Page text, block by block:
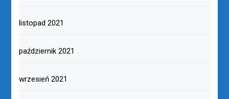
listopad 2021
październik 2021
wrzesień 2021